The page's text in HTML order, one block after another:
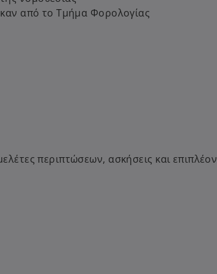
από το Τμήμα Φορολογίας
περιπτώσεων, ασκήσεις και επιπλέον